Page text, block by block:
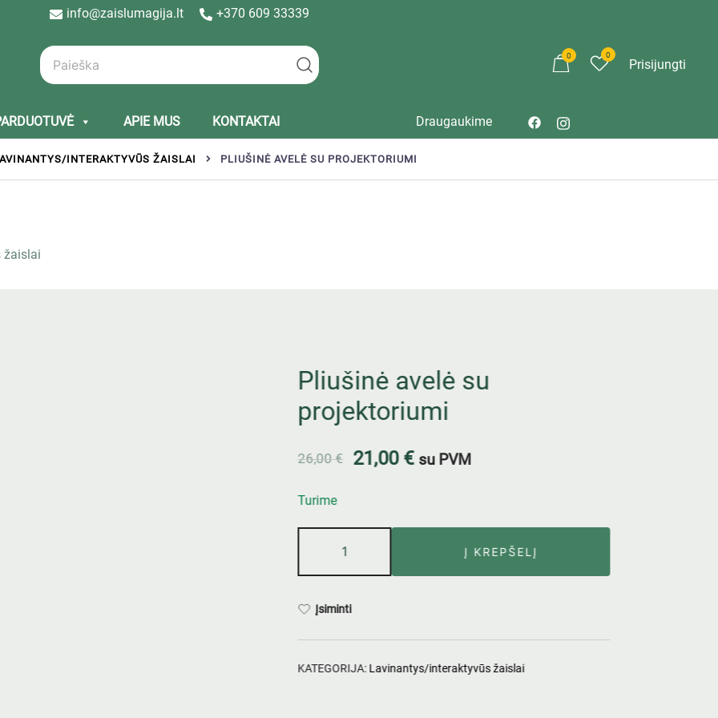
info@zaislumagija.lt +370 609 33339
0 0
Prisijungti
APIE MUS KONTAKTAI Draugaukime
INTERAKTYVŪS ŽAISLAI PLIUŠINĖ AVELĖ SU PROJEKTORIUMI
žaislai
Pliušinė avelė su
projektoriumi
26,00€ 21,00 € su PVM
Turime
Į KREPŠELĮ
Įsiminti
KATEGORIJA:Lavinantys/interaktyvūs žaislai